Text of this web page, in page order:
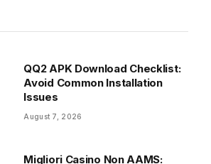
QQ2 APK Download Checklist:
Avoid Common Installation
Issues
August 7, 2026
Migliori Casino Non AAMS: